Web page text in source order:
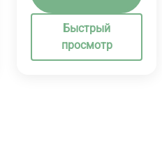
Быстрый
просмотр